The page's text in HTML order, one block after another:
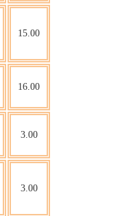
15.00
16.00
3.00
3.00